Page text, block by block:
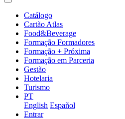
Catálogo
Cartão Atlas
Food&Beverage
Formação Formadores
Formação + Próxima
Formação em Parceria
Gestão
Hotelaria
Turismo
PT
English Español
Entrar